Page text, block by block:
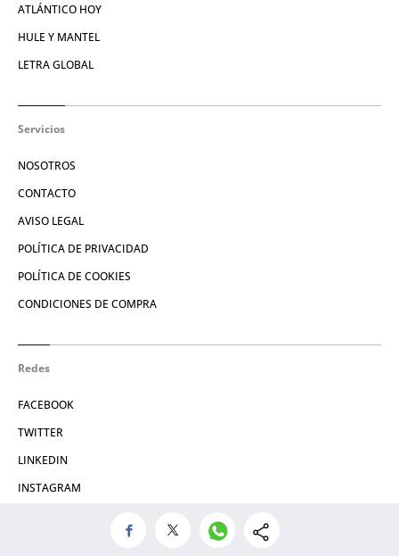
ATLÁNTICO HOY
HULE Y MANTEL
LETRA GLOBAL
Servicios
NOSOTROS
CONTACTO
AVISO LEGAL
POLÍTICA DE PRIVACIDAD
POLÍTICA DE COOKIES
CONDICIONES DE COMPRA
Redes
FACEBOOK
TWITTER
LINKEDIN
INSTAGRAM